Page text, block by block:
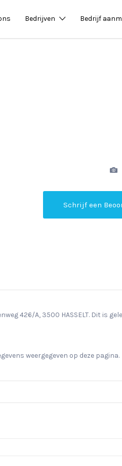
Bedrijven Bedrijf
Schrijf een
426/A, 3500 HASSELT. Dit is
weergegeven op deze pagina.